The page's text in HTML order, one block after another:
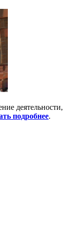
деятельности,
подробнее.